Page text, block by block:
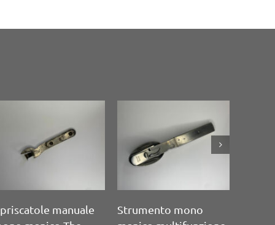
Apribarattolo senza
manico Bonny
Apribarattolo mono
manico Universal